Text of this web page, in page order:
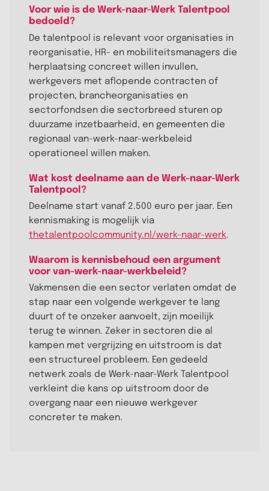
Voor wie is de Werk-naar-Werk Talentpool
bedoeld?
De talentpool is relevant voor organisaties in
reorganisatie, HR- en mobiliteitsmanagers die
herplaatsing concreet willen invullen,
werkgevers met aflopende contracten of
projecten, brancheorganisaties en
sectorfondsen die sectorbreed sturen op
duurzame inzetbaarheid, en gemeenten die
regionaal van-werk-naar-werkbeleid
operationeel willen maken.
Wat kost deelname aan de Werk-naar-Werk
Talentpool?
Deelname start vanaf 2.500 euro per jaar. Een
kennismaking is mogelijk via
thetalentpoolcommunity.nl/werk-naar-werk.
Waarom is kennisbehoud een argument
voor van-werk-naar-werkbeleid?
Vakmensen die een sector verlaten omdat de
stap naar een volgende werkgever te lang
duurt of te onzeker aanvoelt, zijn moeilijk
terug te winnen. Zeker in sectoren die al
kampen met vergrijzing en uitstroom is dat
een structureel probleem. Een gedeeld
netwerk zoals de Werk-naar-Werk Talentpool
verkleint die kans op uitstroom door de
overgang naar een nieuwe werkgever
concreter te maken.